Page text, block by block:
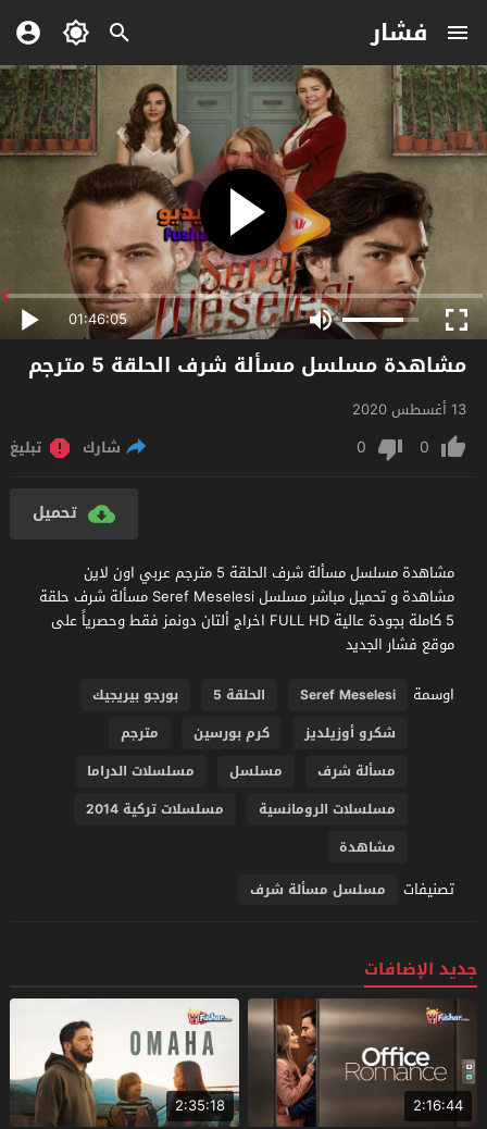
فشار
01:46:05
مشاهدة مسلسل مسألة شرف الحلقة 5 مترجم
13 أغسطس 2020
0
0 شارك تبليغ
تحميل
مشاهدة مسلسل مسألة شرف الحلقة 5 مترجم عربي اون لاين
مشاهدة و تحميل مباشر مسلسل Seref Meselesi مسألة شرف حلقة
5 كاملة بجودة عالية FULL HD اخراج ألتان دونمز فقط وحصرياً على
موقع فشار الجديد
اوسمة
Seref Meselesi الحلقة 5
بورجو بيريجيك
شكرو أوزيلديز
كرم بورسين
مترجم
مسألة شرف
مسلسل
مسلسلات الدراما
مسلسلات الرومانسية
مسلسلات تركية 2014
مشاهدة
تصنيفات مسلسل مسألة شرف
جديد الإضافات
2:16:44
2:35:18